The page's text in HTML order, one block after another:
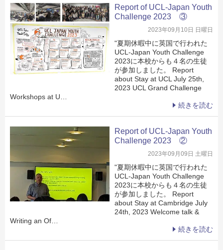
Report of UCL-Japan Youth
Challenge 2023 ③
2023年09月10日 日曜日
"夏期休暇中に英国で行われた
UCL-Japan Youth Challenge
2023に本校からも４名の生徒
が参加しました。 Report
about Stay at UCL July 25th,
2023 UCL Grand Challenge
Workshops at U…
続きを読む
Report of UCL-Japan Youth
Challenge 2023 ②
2023年09月09日 土曜日
"夏期休暇中に英国で行われた
UCL-Japan Youth Challenge
2023に本校からも４名の生徒
が参加しました。 Report
about Stay at Cambridge July
24th, 2023 Welcome talk &
Writing an Of…
続きを読む